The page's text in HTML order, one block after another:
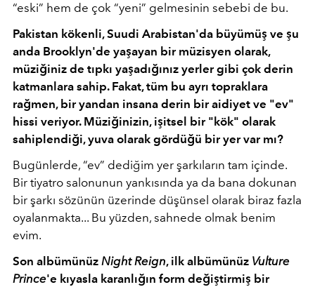
“eski” hem de çok “yeni” gelmesinin sebebi de bu.
Pakistan kökenli, Suudi Arabistan'da büyümüş ve şu
anda Brooklyn'de yaşayan bir müzisyen olarak,
müziğiniz de tıpkı yaşadığınız yerler gibi çok derin
katmanlara sahip. Fakat, tüm bu ayrı topraklara
rağmen, bir yandan insana derin bir aidiyet ve "ev"
hissi veriyor. Müziğinizin, işitsel bir "kök" olarak
sahiplendiği, yuva olarak gördüğü bir yer var mı?
Bugünlerde, “ev” dediğim yer şarkıların tam içinde.
Bir tiyatro salonunun yankısında ya da bana dokunan
bir şarkı sözünün üzerinde düşünsel olarak biraz fazla
oyalanmakta... Bu yüzden, sahnede olmak benim
evim.
Son albümünüz Night Reign, ilk albümünüz Vulture
Prince'e kıyasla karanlığın form değiştirmiş bir